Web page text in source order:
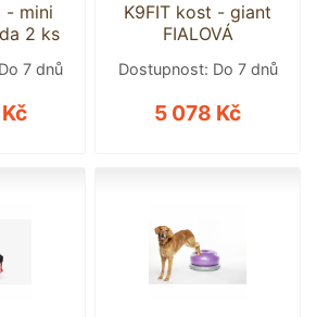
- mini
2 ks
7 dnů
K9FIT kost - giant
FIALOVÁ
Dostupnost: Do 7 dnů
5 078 Kč